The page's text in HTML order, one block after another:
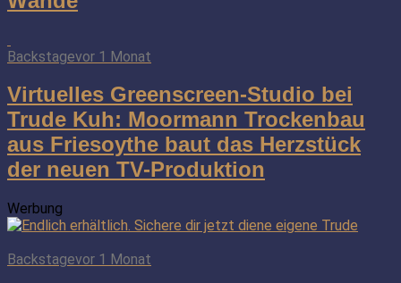
Backstagevor 1 Monat
Virtuelles Greenscreen-Studio bei
Trude Kuh: Moormann Trockenbau
aus Friesoythe baut das Herzstück
der neuen TV-Produktion
Werbung
Backstagevor 1 Monat